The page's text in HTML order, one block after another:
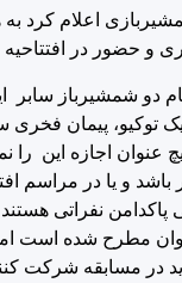
اعلام کرد به
و حضور در افتتاحیه
شمشیرباز سابر
توکیو، پیمان
عنوان اجازه این
و یا در مراسم
پاکدامن نفراتی
مطرح شده است اما
در مسابقه شرکت